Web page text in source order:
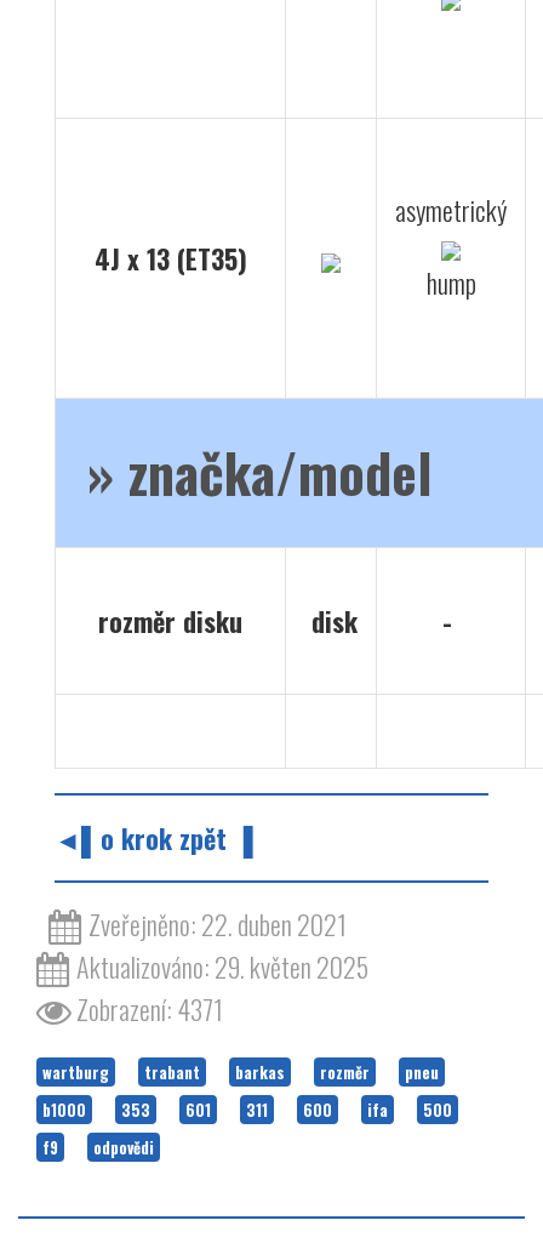
4J x 13 (ET35)
asymetrický
hump
» značka/model
rozměr disku disk -
◄▌o krok zpět ▐
Zveřejněno: 22. duben 2021
Aktualizováno: 29. květen 2025
Zobrazení: 4371
wartburg trabant barkas rozměr
pneu
b1000
353 601 311 600 ifa
500
f9
odpovědi